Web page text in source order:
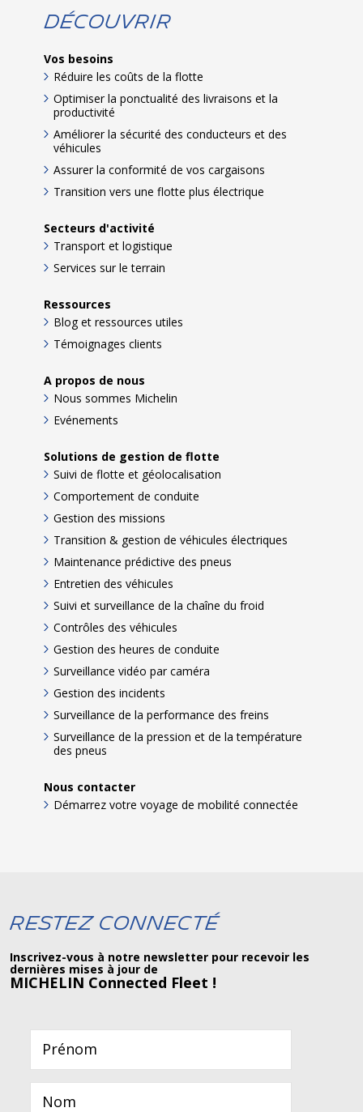
Découvrir
Vos besoins
Réduire les coûts de la flotte
Optimiser la ponctualité des livraisons et la
productivité
Améliorer la sécurité des conducteurs et des
véhicules
Assurer la conformité de vos cargaisons
Transition vers une flotte plus électrique
Secteurs d'activité
Transport et logistique
Services sur le terrain
Ressources
Blog et ressources utiles
Témoignages clients
A propos de nous
Nous sommes Michelin
Evénements
Solutions de gestion de flotte
Suivi de flotte et géolocalisation
Comportement de conduite
Gestion des missions
Transition & gestion de véhicules électriques
Maintenance prédictive des pneus
Entretien des véhicules
Suivi et surveillance de la chaîne du froid
Contrôles des véhicules
Gestion des heures de conduite
Surveillance vidéo par caméra
Gestion des incidents
Surveillance de la performance des freins
Surveillance de la pression et de la température
des pneus
Nous contacter
Démarrez votre voyage de mobilité connectée
Restez connecté
Inscrivez-vous à notre newsletter pour recevoir les
dernières mises à jour de
MICHELIN Connected Fleet !